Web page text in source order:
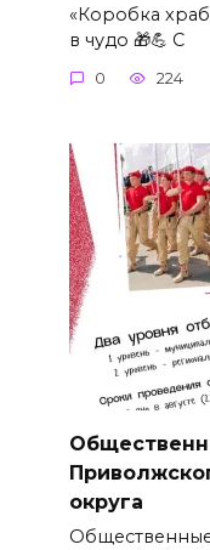
«Коробка
в чудо 🎁💪 С
0 224
округа